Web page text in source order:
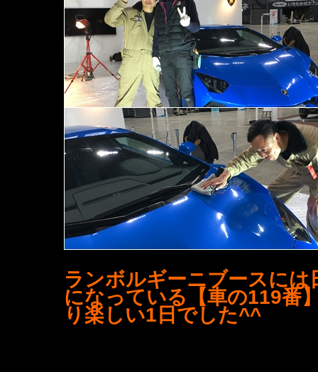
ランボルギーニブースには
になっている【車の119番
り楽しい1日でした^^